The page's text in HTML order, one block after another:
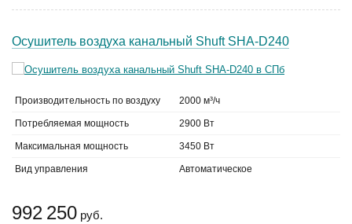
Осушитель воздуха канальный Shuft SHA-D240
Производительность по воздуху 2000 м³/ч
Потребляемая мощность 2900 Вт
Максимальная мощность 3450 Вт
Вид управления Автоматическое
992 250 руб.